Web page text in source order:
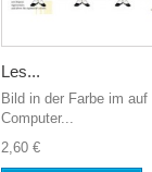
Les...
Bild in der Farbe im auf
Computer...
2,60 €